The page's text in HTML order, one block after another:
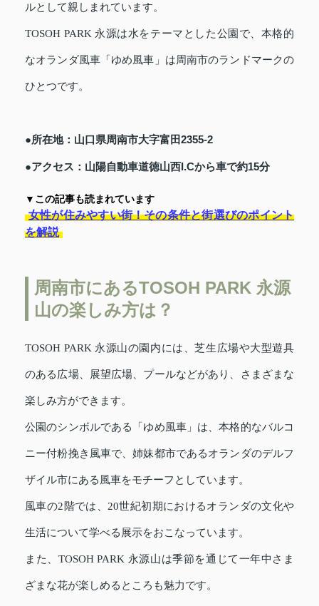
ルとして親しまれています。
TOSOH PARK 永源は水をテーマとした公園で、本格的
なオランダ風車「ゆめ風車」は周南市のランドマークの
ひとつです。
●所在地：山口県周南市大字富田2355-2
●アクセス：山陽自動車道徳山西I.Cから車で約15分
▼この記事も読まれています
女性が住みやすい街！その条件と街選びのポイント
を解説
周南市にあるTOSOH PARK 永源
山の楽しみ方は？
TOSOH PARK 永源山の園内には、芝生広場や大型遊具
のある広場、展望広場、プールなどがあり、さまざまな
楽しみ方ができます。
公園のシンボルである「ゆめ風車」は、本格的なバルコ
ニー付粉挽き風車で、姉妹都市であるオランダのデルフ
ザイル市にある風車をモチーフとしています。
風車の2階では、20世紀初期におけるオランダの文化や
生活について学べる展示をおこなっています。
また、TOSOH PARK 永源山は季節を通じて一年中さま
ざまな花が楽しめるところも魅力です。